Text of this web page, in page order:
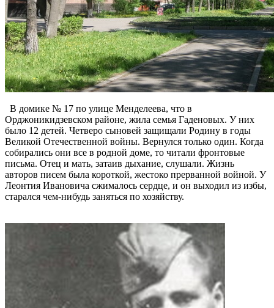
В домике № 17 по улице Менделеева, что в
Орджоникидзевском районе, жила семья Гаденовых. У них
было 12 детей. Четверо сыновей защищали Родину в годы
Великой Отечественной войны. Вернулся только один. Когда
собирались они все в родной доме, то читали фронтовые
письма. Отец и мать, затаив дыхание, слушали. Жизнь
авторов писем была короткой, жестоко прерванной войной. У
Леонтия Ивановича сжималось сердце, и он выходил из избы,
старался чем-нибудь заняться по хозяйству.